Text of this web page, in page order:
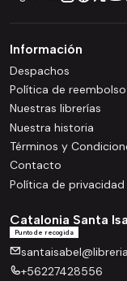
Información
Despachos
Política de reembolso
Nuestras librerías
Nuestra historia
Términos y
Contacto
Política de privacidad
Catalonia Santa
Punto de recogida
+56227428556